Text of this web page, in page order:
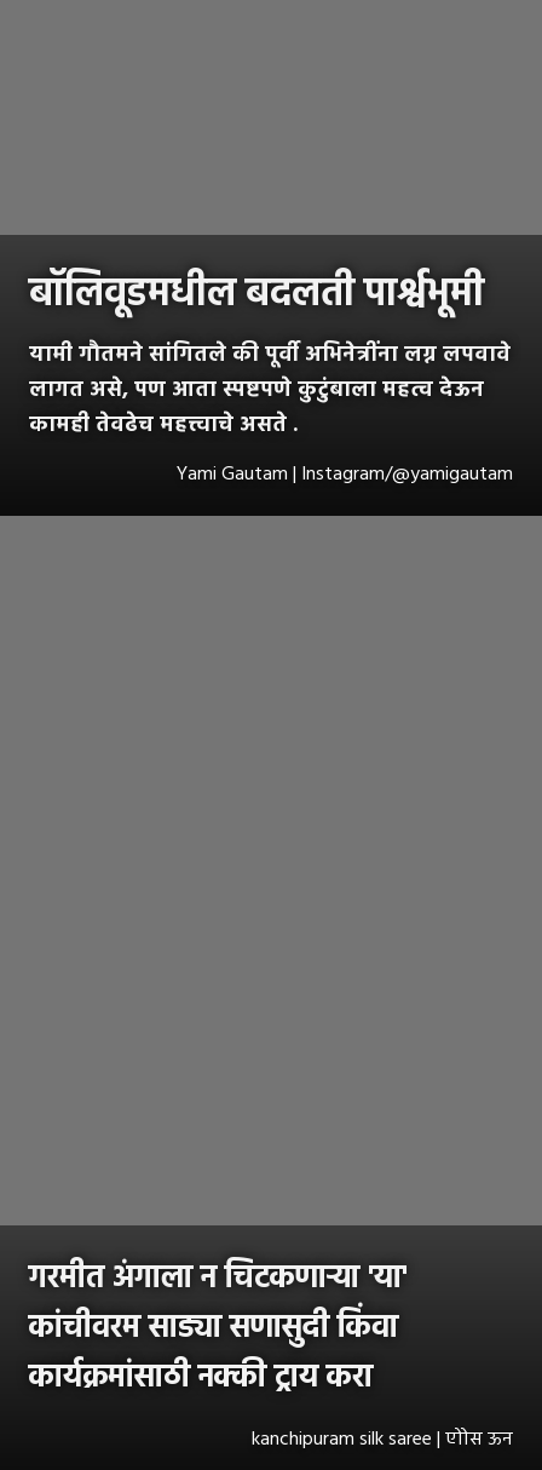
बॉलिवूडमधील बदलती पार्श्वभूमी
यामी गौतमने सांगितले की पूर्वी अभिनेत्रींना लग्न लपवावे
लागत असे, पण आता स्पष्टपणे कुटुंबाला महत्व देऊन
कामही तेवढेच महत्त्वाचे असते .
Yami Gautam | Instagram/@yamigautam
गरमीत अंगाला न चिटकणाऱ्या 'या'
कांचीवरम साड्या सणासुदी किंवा
कार्यक्रमांसाठी नक्की ट्राय करा
kanchipuram silk saree | एोोस ऊन